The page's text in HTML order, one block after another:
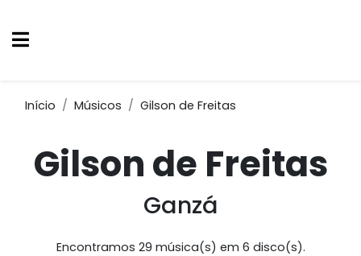
Início Músicos Gilson de Freitas
Gilson de Freitas
Ganzá
Encontramos 29 música(s) em 6 disco(s).